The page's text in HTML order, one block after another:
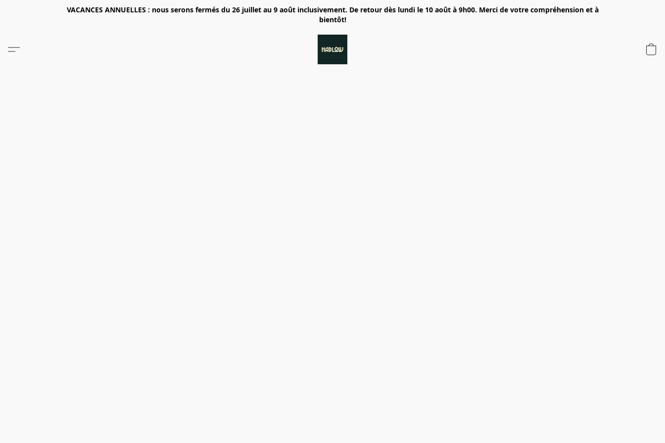
VACANCES ANNUELLES : nous serons fermés du 26 juillet au 9 août inclusivement. De retour dès lundi le 10 août à 9h00. Merci de votre compréhension et à
bientôt!